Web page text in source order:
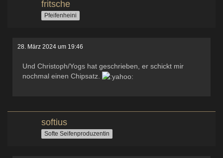
fritsche
Pfeifenheini
28. März 2024 um 19:46
Und Christoph/Yogs hat geschrieben, er schickt mir
nochmal einen Chipsatz.
softius
Softe Seifenproduzentin